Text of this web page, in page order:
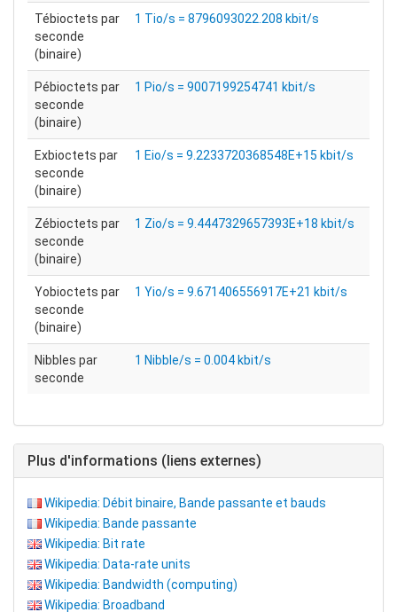
Tébioctets par
seconde
(binaire)
1 Tio/s = 8796093022.208 kbit/s
Pébioctets par
seconde
(binaire)
1 Pio/s = 9007199254741 kbit/s
Exbioctets par
seconde
(binaire)
1 Eio/s = 9.2233720368548E+15 kbit/s
Zébioctets par
seconde
(binaire)
1 Zio/s = 9.4447329657393E+18 kbit/s
Yobioctets par
seconde
(binaire)
1 Yio/s = 9.671406556917E+21 kbit/s
Nibbles par
seconde
1 Nibble/s = 0.004 kbit/s
Plus d'informations (liens externes)
Wikipedia: Débit binaire, Bande passante et bauds
Wikipedia: Bande passante
Wikipedia: Bit rate
Wikipedia: Data-rate units
Wikipedia: Bandwidth (computing)
Wikipedia: Broadband